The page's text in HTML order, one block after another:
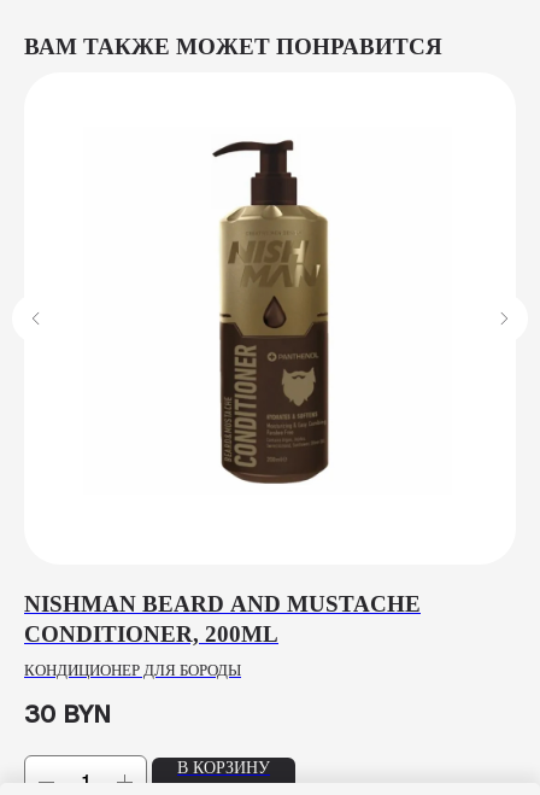
ВАМ ТАКЖЕ МОЖЕТ ПОНРАВИТСЯ
NISHMAN BEARD AND MUSTACHE
CONDITIONER, 200ML
КОНДИЦИОНЕР ДЛЯ БОРОДЫ
30 BYN
В КОРЗИНУ